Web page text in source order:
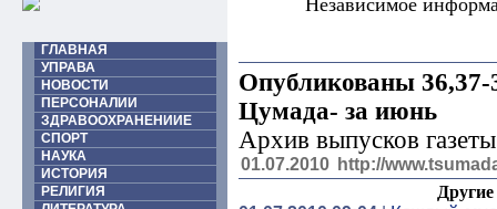
Независимое
ГЛАВНАЯ
УПРАВА
НОВОСТИ
ПЕРСОНАЛИИ
ЗДРАВООХРАНЕНИИЕ
СПОРТ
НАУКА
ИСТОРИЯ
РЕЛИГИЯ
Опубликованы 36,37-
Цумада- за июнь
Архив выпусков
01.07.2010 http://